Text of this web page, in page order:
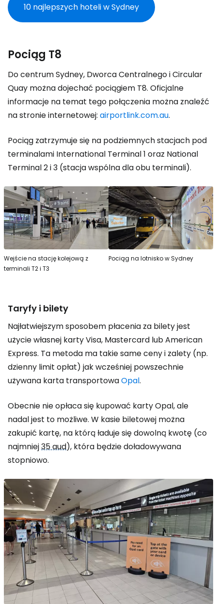
10 najlepszych hoteli w Sydney
Pociąg T8
Do centrum Sydney, Dworca Centralnego i Circular
Quay można dojechać pociągiem T8. Oficjalne
informacje na temat tego połączenia można znaleźć
na stronie internetowej: airportlink.com.au.
Pociąg zatrzymuje się na podziemnych stacjach pod
terminalami International Terminal 1 oraz National
Terminal 2 i 3 (stacja wspólna dla obu terminali).
Wejście na stację kolejową z
terminali T2 i T3
Pociąg na lotnisko w Sydney
Taryfy i bilety
Najłatwiejszym sposobem płacenia za bilety jest
użycie własnej karty Visa, Mastercard lub American
Express. Ta metoda ma takie same ceny i zalety (np.
dzienny limit opłat) jak wcześniej powszechnie
używana karta transportowaOpal.
Obecnie nie opłaca się kupować karty Opal, ale
nadal jest to możliwe. W kasie biletowej można
zakupić kartę, na którą ładuje się dowolną kwotę (co
najmniej35 aud), która będzie doładowywana
stopniowo.